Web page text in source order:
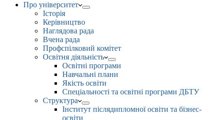
Про університет
Історія
Керівництво
Наглядова рада
Вчена рада
Профспілковий комітет
Освітня діяльність
Освітні програми
Навчальні плани
Якість освіти
Спеціальності та освітні програми ДБТУ
Структура
Інститут післядипломної освіти та бізнес-
освіти